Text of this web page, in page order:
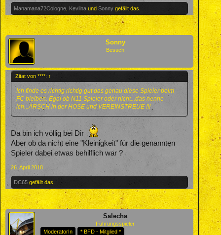
Manamana72Cologne Kevlina und Sonny gefällt das.
Sonny
Besuch
Zitat von ****: ↑
Ich finde es richtig richtig gut das genau diese Spieler beim
FC bleiben. Egal ob N11 Spieler oder nicht...das nenne
ich...ARSCH in der HOSE und VEREINSTREUE !!!
Da bin ich völlig bei Dir
Aber ob da nicht eine "Kleinigkeit" für die genannten
Spieler dabei etwas behilflich war ?
26. April 2018
DC65 gefällt das.
Salecha
Führungsspieler
ModeratorIn
* BFD - Mitglied *